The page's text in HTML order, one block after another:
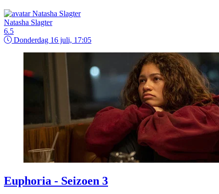
Natasha Slagter
6.5
Donderdag 16 juli, 17:05
Euphoria - Seizoen 3